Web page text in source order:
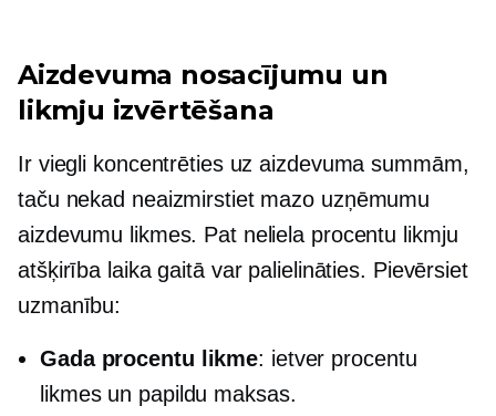
Aizdevuma nosacījumu un
likmju izvērtēšana
Ir viegli koncentrēties uz aizdevuma summām,
taču nekad neaizmirstiet mazo uzņēmumu
aizdevumu likmes. Pat neliela procentu likmju
atšķirība laika gaitā var palielināties. Pievērsiet
uzmanību:
Gada procentu likme: ietver procentu
likmes un papildu maksas.